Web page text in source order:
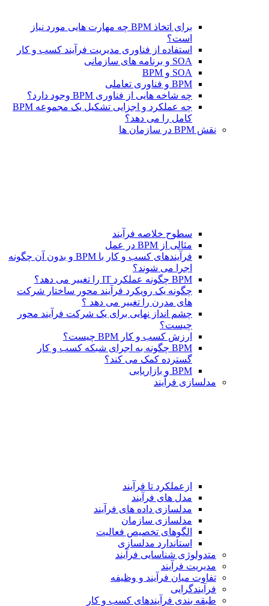
برای اتخاذ BPM چه مهارت هایی مورد نیاز
است؟
استفاده از فناوری مدیریت فرآیند کسب و کار
SOA و برنامه های سازمانی
SOA و BPM
BPM و فناوری تعاملی
چه شاخه هایی از فناوری BPM وجود دارد؟
چه عملکرد و اجزایی تشکیل یک مجموعه BPM
کامل را می دهد؟
نقش BPM در سازمان ها
سطوح خلاصه فرآیند
مثالی از BPM در عمل
فرآیندهای کسب و کار با BPM و بدون آن چگونه
اجرا می شوند؟
BPM چگونه عملکرد IT را تغییر می دهد؟
چگونه یک رویکرد فرآیند محور ساختار شرکت
های مدرن را تغییر می دهد ؟
چشم انداز نهایی برای یک شرکت فرآیند محور
چیست؟
ارزش کسب و کار BPM چیست؟
BPM چگونه به اجرای شبکه کسب و کار
گسترده کمک می کند؟
BPM و بازاریابی
مدلسازی فرآیند
ازعملکرد تا فرآیند
مدل های فرآیند
مدلسازی داده های فرآیند
مدلسازی سازمان
الگوهای تخصیص فعالیت
استاندارد مدلسازی
متدولوژی شناسایی فرآیند
مدیریت فرآیند
تفاوت میان فرآیند و وظیفه
فرآیندگرایی
طبقه بندی فرآیندهای كسب و كار